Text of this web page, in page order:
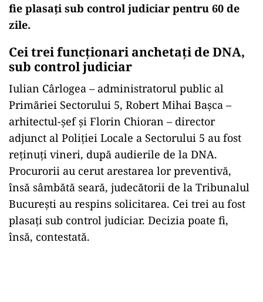
fie plasați sub control judiciar pentru 60 de
zile.
Cei trei funcționari anchetați de DNA,
sub control judiciar
Iulian Cârlogea – administratorul public al
Primăriei Sectorului 5, Robert Mihai Başca –
arhitectul-şef şi Florin Chioran – director
adjunct al Poliţiei Locale a Sectorului 5 au fost
reținuți vineri, după audierile de la DNA.
Procurorii au cerut arestarea lor preventivă,
însă sâmbătă seară, judecătorii de la Tribunalul
București au respins solicitarea. Cei trei au fost
plasați sub control judiciar. Decizia poate fi,
însă, contestată.